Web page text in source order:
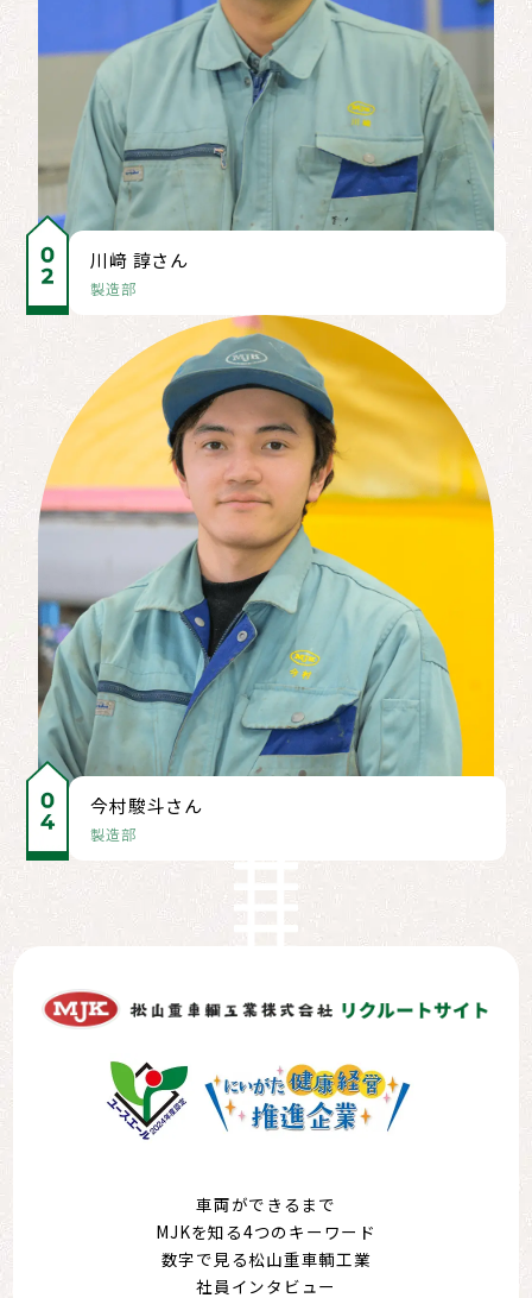
川﨑 諄さん
製造部
今村駿斗さん
製造部
車両ができるまで
MJKを知る4つのキーワード
数字で見る松山重車輌工業
社員インタビュー